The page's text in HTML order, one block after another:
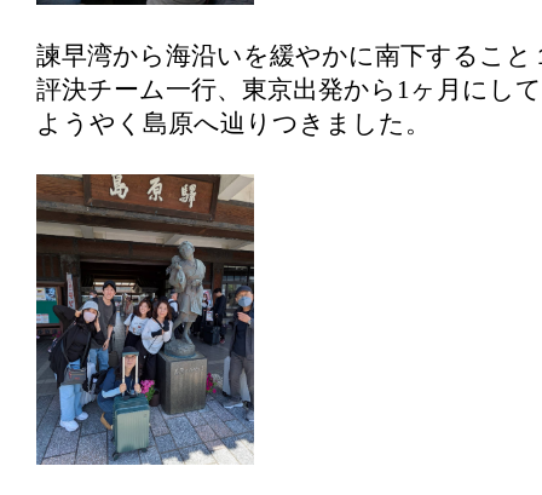
諫早湾から海沿いを緩やかに南下すること
評決チーム一行、東京出発から1ヶ月にして
ようやく島原へ辿りつきました。